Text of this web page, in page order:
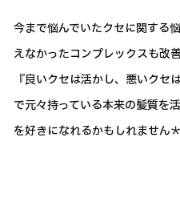
今まで悩んでいたクセに関する
えなかったコンプレックスも改
『良いクセは活かし、悪いクセ
で元々持っている本来の髪質を
を好きになれるかもしれません＊